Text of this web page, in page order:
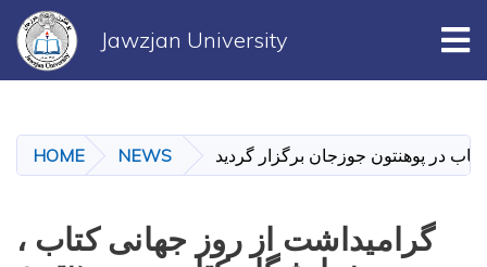
main
content
Jawzjan University
HOME NEWS در پوهنتون جوزجان برگزار گردید
گرامیداشت از روز جهانی کتاب ،